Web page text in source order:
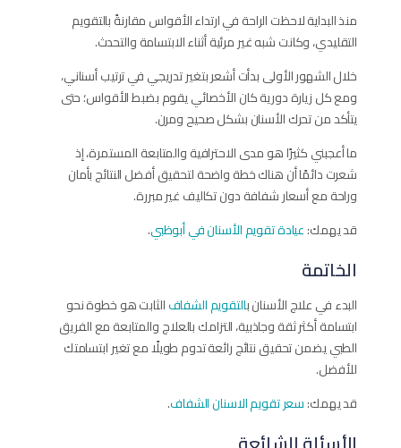
منذ البداية لاحظت الراحة في ارتداء الأقواس مقارنةً بالتقويم
التقليدي، وكانت شبه غير مرئية أثناء الابتسامة والتحدث.
خلال الشهور الأولى بدأت أشعر بتغير تدريجي في ترتيب أسناني،
ومع كل زيارة دورية كان الأخصائي يقوم بضبط الأقواس؛ حتى
يتأكد من تحرك الأسنان بشكل صحيح ومرن.
ما أعجبني كثيرًا هو مدى الاحترافية والمتابعة المستمرة، إذ
شعرت دائمًا أن هناك خطة واضحة لتحقيق أفضل النتائج بأمان
وراحة مع أسعار شفافة دون تكاليف غير مبررة.
قد يهمك:عيادة تقويم الأسنان في أبوظبي.
الخاتمة
البدء في علاج الأسنان بالتقويم الشفافالثابت هو خطوة نحو
ابتسامة أكثر ثقة وجاذبية، التزامك بالعلاج والمتابعة مع الفريق
الطبي يضمن تحقيق نتائج رائعة تدوم طويلًا مع تغير ابتسامتك
للأفضل.
قد يهمك:سعر تقويم الاسنان الشفاف.